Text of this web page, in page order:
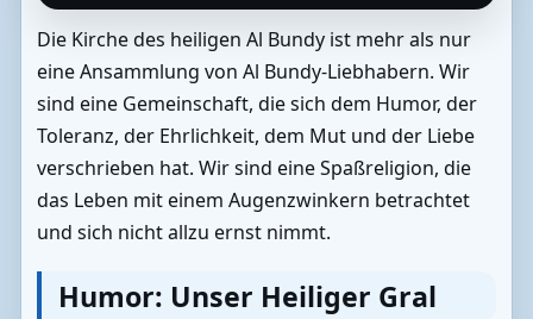
Die Kirche des heiligen Al Bundy ist mehr als nur
eine Ansammlung von Al Bundy-Liebhabern. Wir
sind eine Gemeinschaft, die sich dem Humor, der
Toleranz, der Ehrlichkeit, dem Mut und der Liebe
verschrieben hat. Wir sind eine Spaßreligion, die
das Leben mit einem Augenzwinkern betrachtet
und sich nicht allzu ernst nimmt.
Humor: Unser Heiliger Gral